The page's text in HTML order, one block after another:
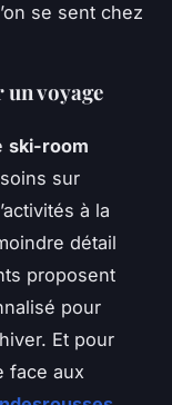
se sent chez
voyage
ski-room
sur
à la
détail
proposent
pour
Et pour
face aux